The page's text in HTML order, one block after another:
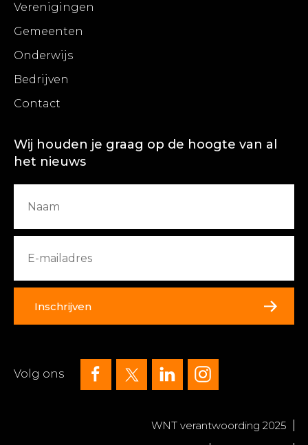
Verenigingen
Gemeenten
Onderwijs
Bedrijven
Contact
Wij houden je graag op de hoogte van al
het nieuws
Inschrijven
Volg ons
WNT verantwoording 2025